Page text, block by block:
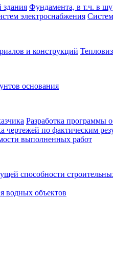
Фундамента, в т.ч. в
электроснабжения
и конструкций
основания
Разработка программы
чертежей по фактическим
выполненных работ
способности
водных объектов